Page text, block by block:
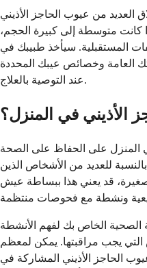
العديد من عيوب الحاجز الأذيني
كانت متوسطة إلى كبيرة الحجم،
المستقبلية. سيأخذ طبيبك في
العامة وخصائص عيبك المحددة
عند التوصية بالعلاج.
الأذيني في المنزل؟
المنزل على الحفاظ على الصحة
للعديد من الأشخاص الذين
قد يعني هذا ببساطة عيش
الصحية الخاص بك لفهم الأنشطة
التي يجب مراقبتها. يمكن لمعظم
الحاجز الأذيني المشاركة في